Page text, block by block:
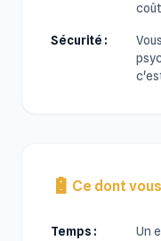
Sécurité :
🔋 Ce dont
Temps :
Un